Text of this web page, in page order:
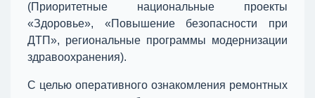
(Приоритетные национальные проекты
«Здоровье», «Повышение безопасности при
ДТП», региональные программы модернизации
здравоохранения).
С целью оперативного ознакомления ремонтных